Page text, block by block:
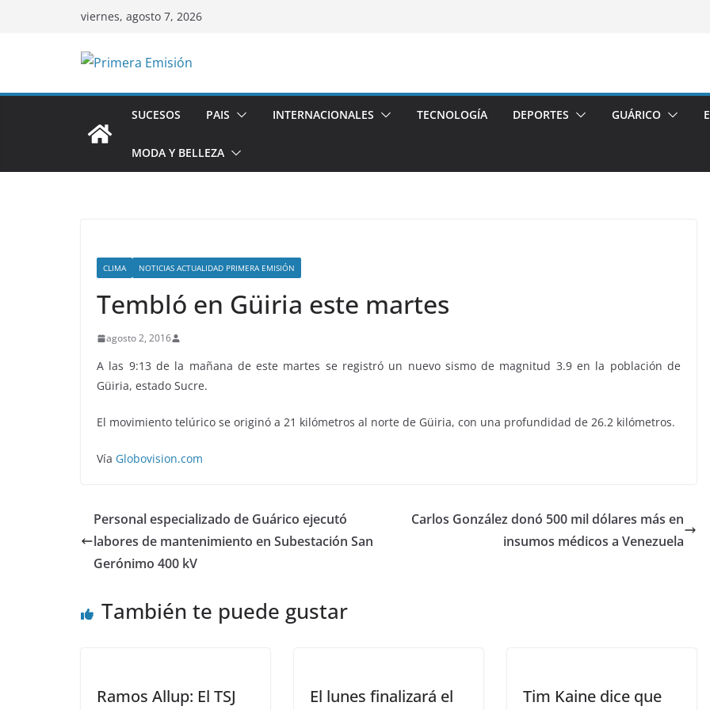
viernes, agosto 7, 2026
SUCESOS PAIS INTERNACIONALES TECNOLOGÍA DEPORTES GUÁRICO
MODA Y BELLEZA
CLIMA NOTICIAS ACTUALIDAD PRIMERA EMISIÓN
Tembló en Güiria este martes
agosto 2, 2016
A las 9:13 de la mañana de este martes se registró un nuevo sismo de magnitud 3.9 en la población de
Güiria, estado Sucre.
El movimiento telúrico se originó a 21 kilómetros al norte de Güiria, con una profundidad de 26.2 kilómetros.
Vía Globovision.com
Personal especializado de Guárico ejecutó
labores de mantenimiento en Subestación San
Gerónimo 400 kV
Carlos González donó 500 mil dólares más en
insumos médicos a Venezuela
También te puede gustar
Ramos Allup: El TSJ
El lunes finalizará el
Tim Kaine dice que
Ibiza las mejores